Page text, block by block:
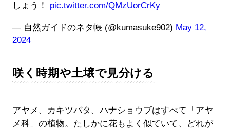
しょう！ pic.twitter.com/QMzUorCrKy
— 自然ガイドのネタ帳 (@kumasuke902) May 12,
2024
咲く時期や土壌で見分ける
アヤメ、カキツバタ、ハナショウブはすべて「アヤ
メ科」の植物。たしかに花もよく似ていて、どれが